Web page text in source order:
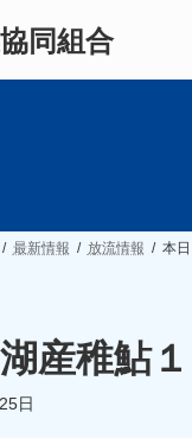
同組合
最新情報 放流情報 本
産稚鮎
日